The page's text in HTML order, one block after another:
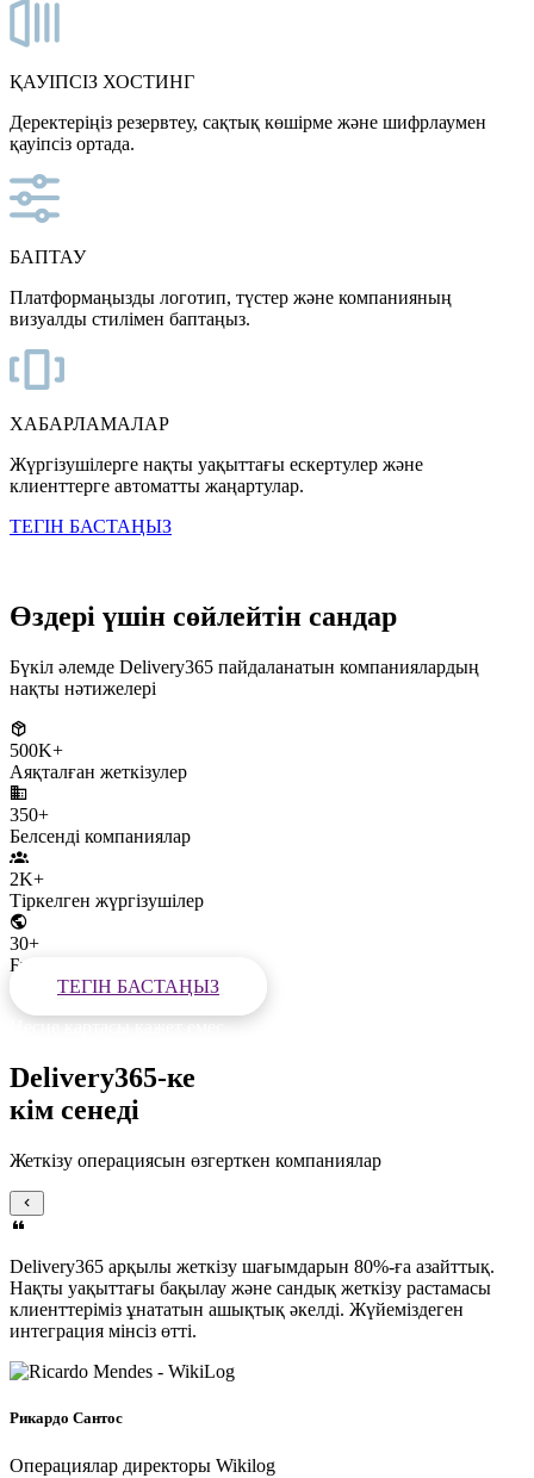
ҚАУІПСІЗ ХОСТИНГ
Деректеріңіз резервтеу, сақтық көшірме және шифрлаумен
қауіпсіз ортада.
БАПТАУ
Платформаңызды логотип, түстер және компанияның
визуалды стилімен баптаңыз.
ХАБАРЛАМАЛАР
Жүргізушілерге нақты уақыттағы ескертулер және
клиенттерге автоматты жаңартулар.
ТЕГІН БАСТАҢЫЗ
Өздері үшін сөйлейтін сандар
Бүкіл әлемде Delivery365 пайдаланатын компаниялардың
нақты нәтижелері
500K+
Аяқталған жеткізулер
350+
Белсенді компаниялар
2K+
Тіркелген жүргізушілер
30+
Бүкіл әлемдегі елдер
ТЕГІН БАСТАҢЫЗ
Несие картасы қажет емес
Delivery365-ке
кім сенеді
Жеткізу операциясын өзгерткен компаниялар
Delivery365 арқылы жеткізу шағымдарын 80%-ға азайттық.
Нақты уақыттағы бақылау және сандық жеткізу растамасы
клиенттеріміз ұнататын ашықтық әкелді. Жүйеміздеген
интеграция мінсіз өтті.
Рикардо Сантос
Операциялар директоры Wikilog